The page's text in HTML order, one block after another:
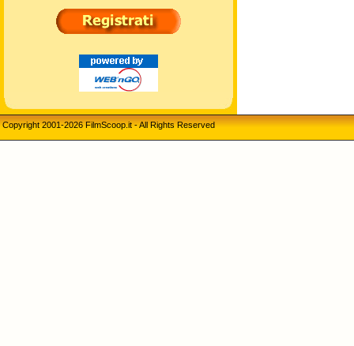
Copyright 2001-2026 FilmScoop.it - All Rights Reserved